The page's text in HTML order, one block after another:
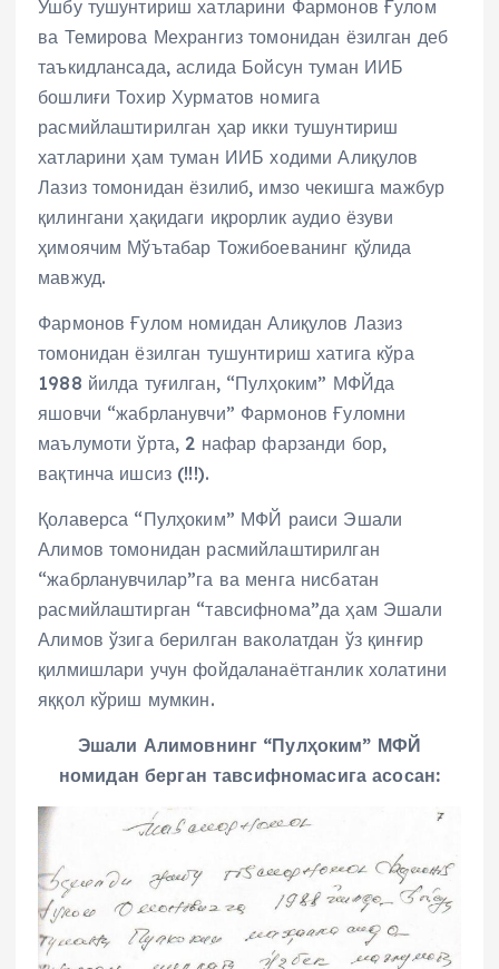
Ушбу тушунтириш хатларини Фармонов Ғулом
ва Темирова Мехрангиз томонидан ёзилган деб
таъкидлансада, аслида Бойсун туман ИИБ
бошлиғи Тохир Хурматов номига
расмийлаштирилган ҳар икки тушунтириш
хатларини ҳам туман ИИБ ходими Алиқулов
Лазиз томонидан ёзилиб, имзо чекишга мажбур
қилингани ҳақидаги иқрорлик аудио ёзуви
ҳимоячим Мўътабар Тожибоеванинг қўлида
мавжуд.
Фармонов Ғулом номидан Алиқулов Лазиз
томонидан ёзилган тушунтириш хатига кўра
1988 йилда туғилган, “Пулҳоким” МФЙда
яшовчи “жабрланувчи” Фармонов Ғуломни
маълумоти ўрта, 2 нафар фарзанди бор,
вақтинча ишсиз (!!!).
Қолаверса “Пулҳоким” МФЙ раиси Эшали
Алимов томонидан расмийлаштирилган
“жабрланувчилар”га ва менга нисбатан
расмийлаштирган “тавсифнома”да ҳам Эшали
Алимов ўзига берилган ваколатдан ўз қинғир
қилмишлари учун фойдаланаётганлик холатини
яққол кўриш мумкин.
Эшали Алимовнинг “Пулҳоким” МФЙ
номидан берган тавсифномасига асосан: